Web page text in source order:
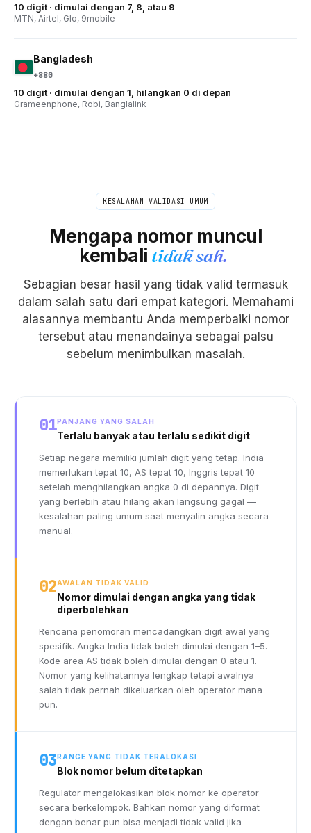
10 digit · dimulai dengan 7, 8, atau 9
MTN, Airtel, Glo, 9mobile
Bangladesh
+880
10 digit · dimulai dengan 1, hilangkan 0 di depan
Grameenphone, Robi, Banglalink
KESALAHAN VALIDASI UMUM
Mengapa nomor muncul
kembali tidak sah.
Sebagian besar hasil yang tidak valid termasuk
dalam salah satu dari empat kategori. Memahami
alasannya membantu Anda memperbaiki nomor
tersebut atau menandainya sebagai palsu
sebelum menimbulkan masalah.
01PANJANG YANG SALAH
Terlalu banyak atau terlalu sedikit digit
Setiap negara memiliki jumlah digit yang tetap. India
memerlukan tepat 10, AS tepat 10, Inggris tepat 10
setelah menghilangkan angka 0 di depannya. Digit
yang berlebih atau hilang akan langsung gagal —
kesalahan paling umum saat menyalin angka secara
manual.
02AWALAN TIDAK VALID
Nomor dimulai dengan angka yang tidak
diperbolehkan
Rencana penomoran mencadangkan digit awal yang
spesifik. Angka India tidak boleh dimulai dengan 1–5.
Kode area AS tidak boleh dimulai dengan 0 atau 1.
Nomor yang kelihatannya lengkap tetapi awalnya
salah tidak pernah dikeluarkan oleh operator mana
pun.
03RANGE YANG TIDAK TERALOKASI
Blok nomor belum ditetapkan
Regulator mengalokasikan blok nomor ke operator
secara berkelompok. Bahkan nomor yang diformat
dengan benar pun bisa menjadi tidak valid jika